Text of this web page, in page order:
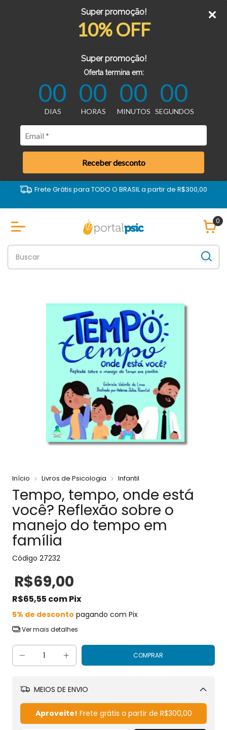
Super promoção!
10% OFF
Super promoção!
Oferta termina em:
00
DIAS
00
HORAS
00
MINUTOS
00
SEGUNDOS
Receber desconto
Frete Grátis para TODO O BRASIL a partir de R$300,00
0
Início Livros de Psicologia Infantil
Tempo, tempo, onde está
você? Reflexão sobre o
manejo do tempo em
família
Código 27232
R$69,00
R$65,55 comPix
5% de desconto pagando com Pix
Ver mais detalhes
MEIOS DE ENVIO
Aproveite! Frete grátis a partir de R$300,00